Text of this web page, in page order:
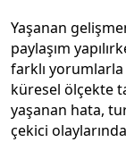
Yaşanan
paylaşım
farklı
küresel ölçekte
yaşanan hata,
çekici